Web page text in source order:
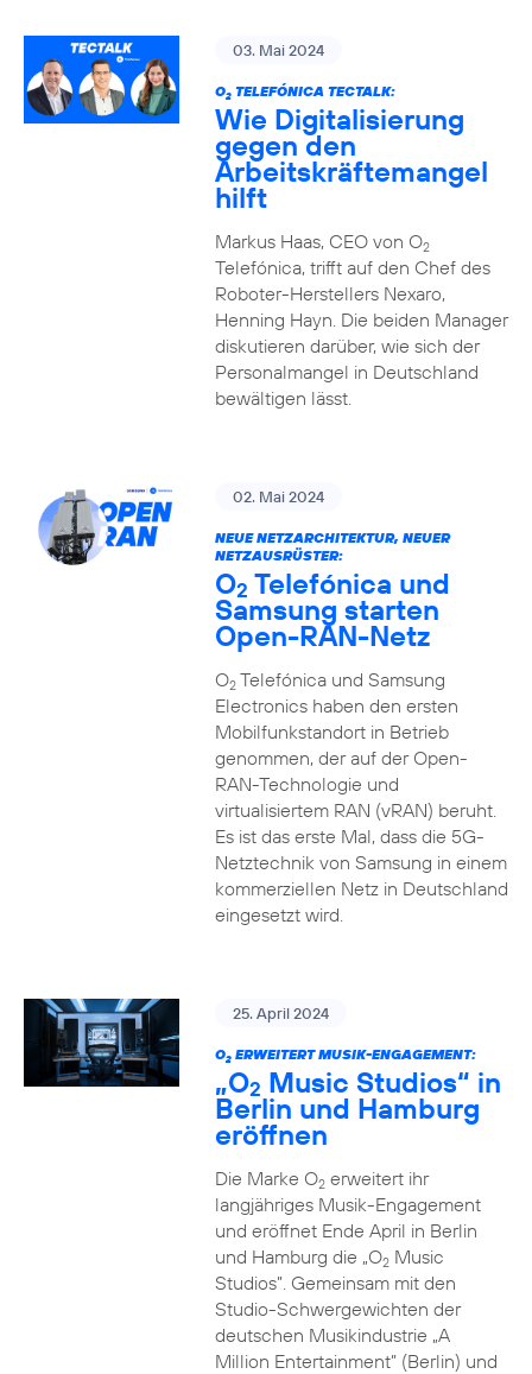
03. Mai 2024
O2TELEFÓNICA TECTALK:
Wie Digitalisierung
gegen den
Arbeitskräftemangel
hilft
Markus Haas, CEO von O2
Telefónica, trifft auf den Chef des
Roboter-Herstellers Nexaro,
Henning Hayn. Die beiden Manager
diskutieren darüber, wie sich der
Personalmangel in Deutschland
bewältigen lässt.
02. Mai 2024
NEUE NETZARCHITEKTUR, NEUER
NETZAUSRÜSTER:
O2 Telefónica und
Samsung starten
Open-RAN-Netz
O2Telefónica und Samsung
Electronics haben den ersten
Mobilfunkstandort in Betrieb
genommen, der auf der Open-
RAN-Technologie und
virtualisiertem RAN (vRAN) beruht.
Es ist das erste Mal, dass die 5G-
Netztechnik von Samsung in einem
kommerziellen Netz in Deutschland
eingesetzt wird.
25. April 2024
O2ERWEITERT MUSIK-ENGAGEMENT:
„O2 Music Studios“ in
Berlin und Hamburg
eröffnen
Die Marke O2erweitert ihr
langjähriges Musik-Engagement
und eröffnet Ende April in Berlin
und Hamburg die „O2Music
Studios”. Gemeinsam mit den
Studio-Schwergewichten der
deutschen Musikindustrie „A
Million Entertainment” (Berlin) und